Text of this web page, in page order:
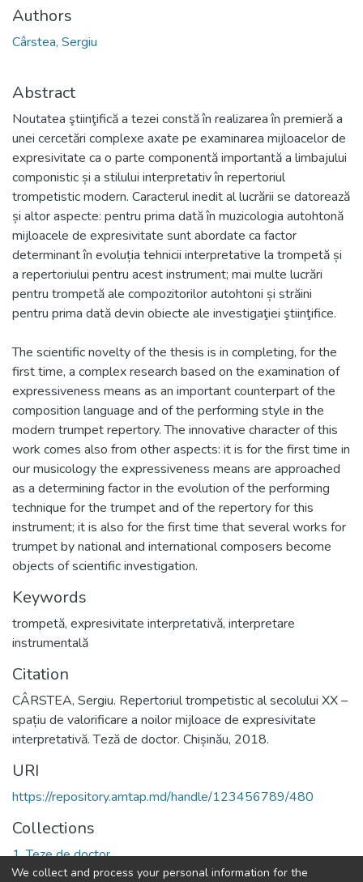
Authors
Cârstea, Sergiu
Abstract
Noutatea ştiinţifică a tezei constă în realizarea în premieră a
unei cercetări complexe axate pe examinarea mijloacelor de
expresivitate ca o parte componentă importantă a limbajului
componistic și a stilului interpretativ în repertoriul
trompetistic modern. Caracterul inedit al lucrării se datorează
și altor aspecte: pentru prima dată în muzicologia autohtonă
mijloacele de expresivitate sunt abordate ca factor
determinant în evoluția tehnicii interpretative la trompetă și
a repertoriului pentru acest instrument; mai multe lucrări
pentru trompetă ale compozitorilor autohtoni și străini
pentru prima dată devin obiecte ale investigaţiei ştiinţifice.
The scientific novelty of the thesis is in completing, for the
first time, a complex research based on the examination of
expressiveness means as an important counterpart of the
composition language and of the performing style in the
modern trumpet repertory. The innovative character of this
work comes also from other aspects: it is for the first time in
our musicology the expressiveness means are approached
as a determining factor in the evolution of the performing
technique for the trumpet and of the repertory for this
instrument; it is also for the first time that several works for
trumpet by national and international composers become
objects of scientific investigation.
Keywords
trompetă, expresivitate interpretativă, interpretare
instrumentală
Citation
CÂRSTEA, Sergiu. Repertoriul trompetistic al secolului XX –
spațiu de valorificare a noilor mijloace de expresivitate
interpretativă. Тeză de doctor. Chișinău, 2018.
URI
https://repository.amtap.md/handle/123456789/480
Collections
1. Teze de doctor
We collect and process your personal information for the